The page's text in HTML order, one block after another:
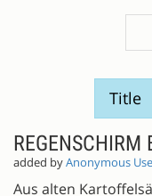
Title
REGENSCHIRM
added byAnonymous
Aus alten